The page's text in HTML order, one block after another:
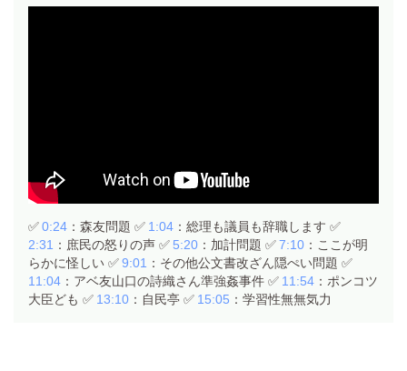
✅0:24 ：森友問題 ✅ 1:04 ：総理も議員も辞職します ✅
2:31 ：庶民の怒りの声 ✅ 5:20 ：加計問題 ✅7:10 ：ここが明
らかに怪しい ✅9:01 ：その他公文書改ざん隠ぺい問題 ✅
11:04 ：アベ友山口の詩織さん準強姦事件 ✅ 11:54 ：ポンコツ
大臣ども ✅ 13:10 ：自民亭 ✅ 15:05 ：学習性無無気力